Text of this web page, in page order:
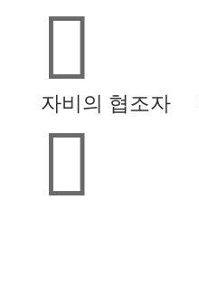

자비의 협조자
